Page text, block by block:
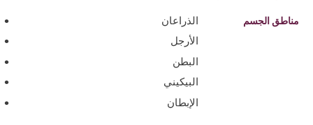
مناطق الجسم
الذراعان
الأرجل
البطن
البيكيني
الإبطان